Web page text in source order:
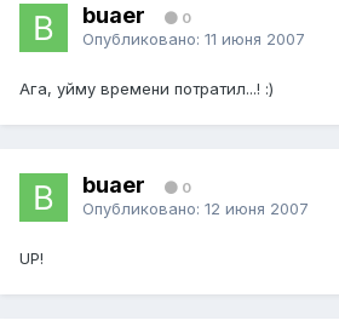
buaer 0
Опубликовано: 11 июня 2007
Ага, уйму времени потратил...! :)
buaer 0
Опубликовано: 12 июня 2007
UP!